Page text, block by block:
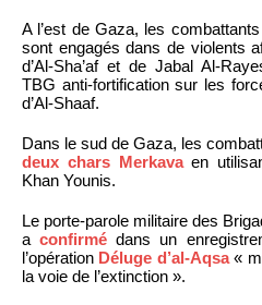
A l’est de Gaza, les
sont engagés dans de violents
d’Al-Sha’af et de Jabal Al-
TBG anti-fortification sur les
d’Al-Shaaf.
Dans le sud de Gaza, les
deux chars Merkavaen
Khan Younis.
Le porte-parole militaire des
aconfirmé dans un
l’opération Déluge d’al-Aqsa«
la voie de l’extinction ».